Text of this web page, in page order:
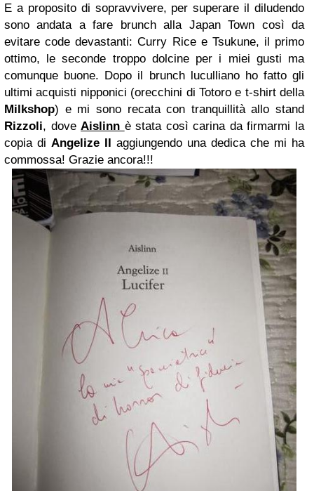
E a proposito di sopravvivere, per superare il diludendo
sono andata a fare brunch alla Japan Town così da
evitare code devastanti: Curry Rice e Tsukune, il primo
ottimo, le seconde troppo dolcine per i miei gusti ma
comunque buone. Dopo il brunch luculliano ho fatto gli
ultimi acquisti nipponici (orecchini di Totoro e t-shirt della
Milkshop) e mi sono recata con tranquillità allo stand
Rizzoli, doveAislinn è stata così carina da firmarmi la
copia di Angelize II aggiungendo una dedica che mi ha
commossa! Grazie ancora!!!